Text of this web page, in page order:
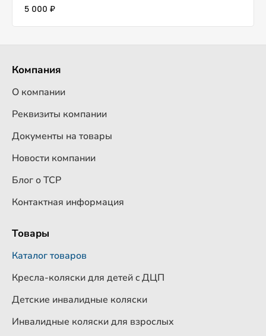
5 000 ₽
Компания
О компании
Реквизиты компании
Документы на товары
Новости компании
Блог о ТСР
Контактная информация
Товары
Каталог товаров
Кресла-коляски для детей c ДЦП
Детские инвалидные коляски
Инвалидные коляски для взрослых